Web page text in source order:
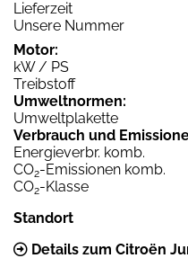
Lieferzeit
Unsere Nummer
Motor:
kW / PS
Treibstoff
Umweltnormen:
Umweltplakette
Verbrauch und
Energieverbr. komb.
CO2-Emissionen komb.
CO2-Klasse
Standort
Details zum Citroën